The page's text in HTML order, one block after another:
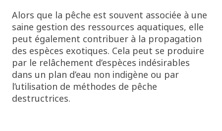
Alors que la pêche est souvent associée à une
saine gestion des ressources aquatiques, elle
peut également contribuer à la propagation
des espèces exotiques. Cela peut se produire
par le relâchement d’espèces indésirables
dans un plan d’eau non indigène ou par
l’utilisation de méthodes de pêche
destructrices.